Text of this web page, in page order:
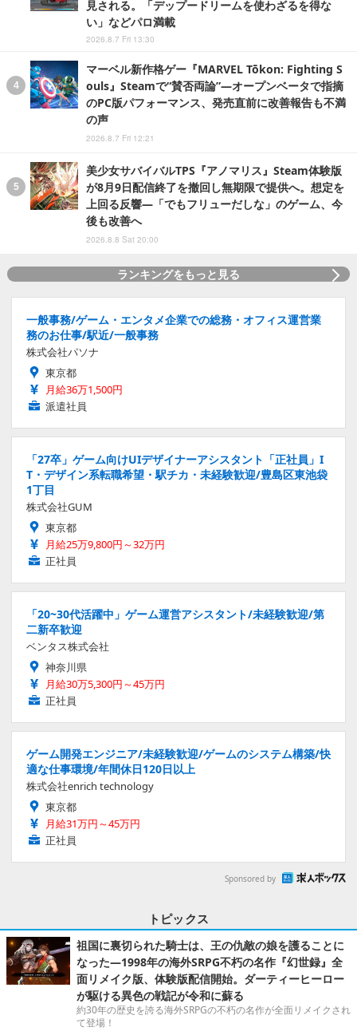
見される。「デップードリームを使わざるを得な
い」などパロ満載
2026.8.7 Fri 13:30
マーベル新作格ゲー『MARVEL Tōkon: Fighting S
ouls』Steamで“賛否両論”―オープンベータで指摘
のPC版パフォーマンス、発売直前に改善報告も不満
の声
2026.8.7 Fri 12:21
美少女サバイバルTPS『アノマリス』Steam体験版
が8月9日配信終了を撤回し無期限で提供へ。想定を
上回る反響―「でもフリューだしな」のゲーム、今
後も改善へ
2026.8.8 Sat 20:00
ランキングをもっと見る
一般事務/ゲーム・エンタメ企業での総務・オフィス運営業
務のお仕事/駅近/一般事務
株式会社パソナ
東京都
月給36万1,500円
派遣社員
「27卒」ゲーム向けUIデザイナーアシスタント「正社員」I
T・デザイン系転職希望・駅チカ・未経験歓迎/豊島区東池袋
1丁目
株式会社GUM
東京都
月給25万9,800円～32万円
正社員
「20~30代活躍中」ゲーム運営アシスタント/未経験歓迎/第
二新卒歓迎
ベンタス株式会社
神奈川県
月給30万5,300円～45万円
正社員
ゲーム開発エンジニア/未経験歓迎/ゲームのシステム構築/快
適な仕事環境/年間休日120日以上
株式会社enrich technology
東京都
月給31万円～45万円
正社員
Sponsored by
トピックス
祖国に裏切られた騎士は、王の仇敵の娘を護ることに
なった―1998年の海外SRPG不朽の名作『幻世録』全
面リメイク版、体験版配信開始。ダーティーヒーロー
が駆ける異色の戦記が令和に蘇る
約30年の歴史を誇る海外SRPGの不朽の名作が全面リメイクされ
て登場！